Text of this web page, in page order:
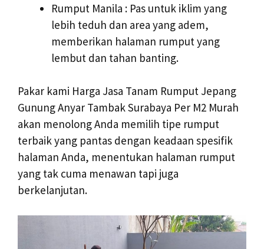
Rumput Manila : Pas untuk iklim yang
lebih teduh dan area yang adem,
memberikan halaman rumput yang
lembut dan tahan banting.
Pakar kami Harga Jasa Tanam Rumput Jepang
Gunung Anyar Tambak Surabaya Per M2 Murah
akan menolong Anda memilih tipe rumput
terbaik yang pantas dengan keadaan spesifik
halaman Anda, menentukan halaman rumput
yang tak cuma menawan tapi juga
berkelanjutan.